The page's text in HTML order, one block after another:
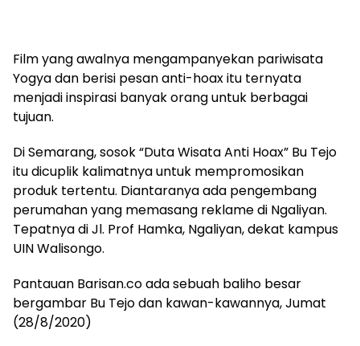
Film yang awalnya mengampanyekan pariwisata
Yogya dan berisi pesan anti-hoax itu ternyata
menjadi inspirasi banyak orang untuk berbagai
tujuan.
Di Semarang, sosok “Duta Wisata Anti Hoax” Bu Tejo
itu dicuplik kalimatnya untuk mempromosikan
produk tertentu. Diantaranya ada pengembang
perumahan yang memasang reklame di Ngaliyan.
Tepatnya di Jl. Prof Hamka, Ngaliyan, dekat kampus
UIN Walisongo.
Pantauan Barisan.co ada sebuah baliho besar
bergambar Bu Tejo dan kawan-kawannya, Jumat
(28/8/2020)